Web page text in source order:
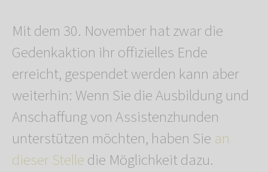
Mit dem 30. November hat zwar die
Gedenkaktion ihr offizielles Ende
erreicht, gespendet werden kann aber
weiterhin: Wenn Sie die Ausbildung und
Anschaffung von Assistenzhunden
unterstützen möchten, haben Sie an
dieser Stelledie Möglichkeit dazu.